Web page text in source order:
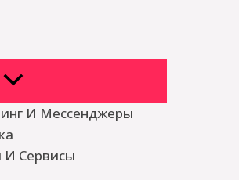
И Мессенджеры
И Сервисы